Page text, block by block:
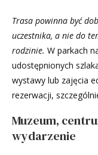
Trasa powinna być
uczestnika, a nie do
rodzinie. W parkach
udostępnionych
wystawy lub zajęcia
rezerwacji,
Muzeum,
wydarzenie